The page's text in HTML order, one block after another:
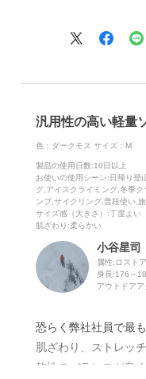
が特にマルチピッチ
ポケットに収納すれ
ルエットもかなり考
ッチや、風通しのい
枚着た上にこのアル
気トライすることも
ず、でも暑すぎず、
いです。そしてこん
意外に大丈夫。
個人的に暖色、特に
雲や霧に巻かれ怖気
入れています。
に、性能面はしっか
する中でも、その安
汎用性の高い軽量
色：ダークモス サイズ：M
製品の使用日数:10日以上
お使いの使用シーン:日帰り登
グ,アイスクライミング,冬季
ンプ,サイクリング,普段使い,
サイズ感（大きさ） :丁度よい
肌ざわり :柔らかい
小谷星司
属性:ロスト
身長:176～
アウトドア
恐らく弊社社員で最
肌ざわり、ストレッ
乾性のバランスが良